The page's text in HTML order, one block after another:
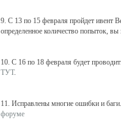
9. С 13 по 15 февраля пройдет ивент
определенное количество попыток,
10. С 16 по 18 февраля будет
ТУТ.
11. Исправлены многие ошибки и
форуме